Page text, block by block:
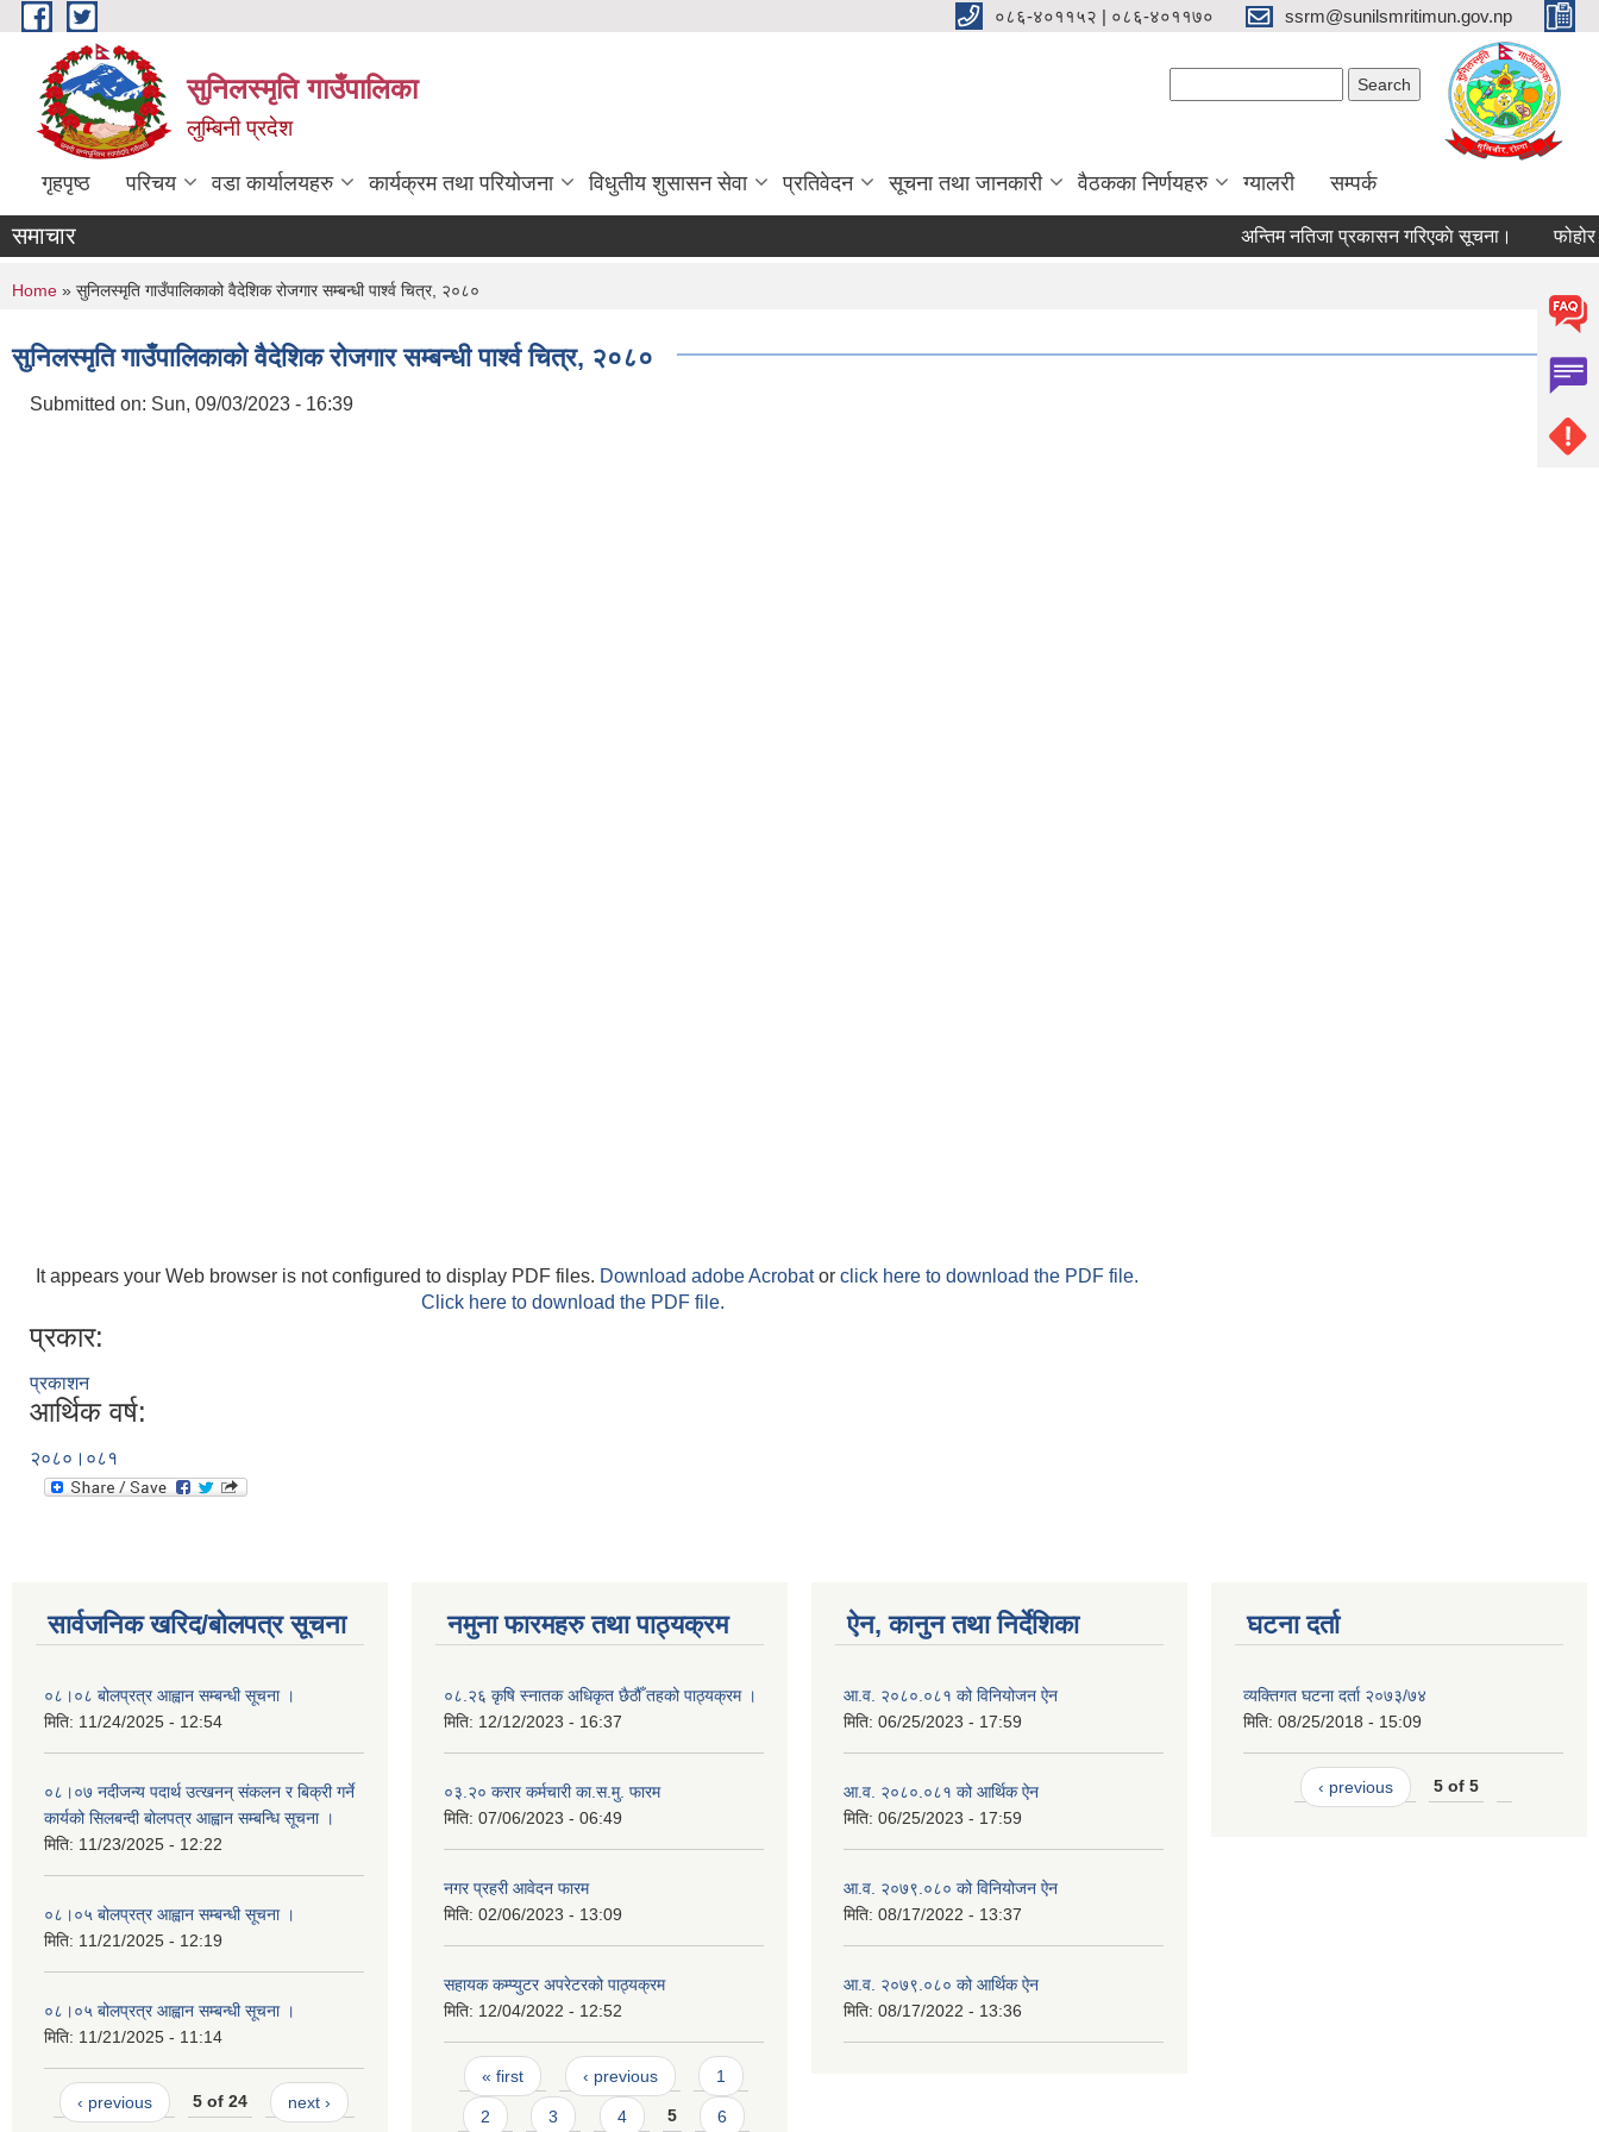
Skip to main content ०८६-४०११५२ | ०८६-४०११७० ssrm@sunilsmritimun.gov.np
सुनिलस्मृति गाउँपालिका
लुम्बिनी प्रदेश
गृहपृष्ठ परिचय वडा कार्यालयहरु कार्यक्रम तथा परियोजना विधुतीय शुसासन सेवा प्रतिवेदन सूचना तथा जानकारी वैठकका निर्णयहरु ग्यालरी सम्पर्क
समाचार अन्तिम नतिजा प्रकासन गरिएकाे सूचना। फोहोर
You are here
Home » सुनिलस्मृति गाउँपालिकाको वैदेशिक रोजगार सम्बन्धी पार्श्व चित्र, २०८०
सुनिलस्मृति गाउँपालिकाको वैदेशिक रोजगार सम्बन्धी पार्श्व चित्र, २०८०
Submitted on: Sun, 09/03/2023 - 16:39
It appears your Web browser is not configured to display PDF files. Download adobe Acrobator click here to download the PDF file.
Click here to download the PDF file.
प्रकार:
प्रकाशन
आर्थिक वर्ष:
२०८०।०८१
सार्वजनिक खरिद/बोलपत्र सूचना
०८।०८ बोलप्रत्र आह्वान सम्बन्धी सूचना ।
मिति: 11/24/2025 - 12:54
०८।०७ नदीजन्य पदार्थ उत्खनन् संकलन र बिक्री गर्ने
कार्यको सिलबन्दी बोलपत्र आह्वान सम्बन्धि सूचना ।
मिति: 11/23/2025 - 12:22
०८।०५ बोलप्रत्र आह्वान सम्बन्धी सूचना ।
मिति: 11/21/2025 - 12:19
०८।०५ बोलप्रत्र आह्वान सम्बन्धी सूचना ।
मिति: 11/21/2025 - 11:14
‹ previous 5 of 24 next ›
नमुना फारमहरु तथा पाठ्यक्रम
०८.२६ कृषि स्‍नातक अधिकृत छैठौँ तहको पाठ्यक्रम ।
मिति: 12/12/2023 - 16:37
०३.२० करार कर्मचारी का.स.मु. फारम
मिति: 07/06/2023 - 06:49
नगर प्रहरी आवेदन फारम
मिति: 02/06/2023 - 13:09
सहायक कम्प्युटर अपरेटरको पाठ्यक्रम
मिति: 12/04/2022 - 12:52
Pages
« first ‹ previous 1
2 3 4 5 6
ऐन, कानुन तथा निर्देशिका
आ.व. २०८०.०८१ को विनियोजन ऐन
मिति: 06/25/2023 - 17:59
आ.व. २०८०.०८१ को आर्थिक ऐन
मिति: 06/25/2023 - 17:59
आ.व. २०७९.०८० को विनियोजन ऐन
मिति: 08/17/2022 - 13:37
आ.व. २०७९.०८० को आर्थिक ऐन
मिति: 08/17/2022 - 13:36
घटना दर्ता
व्यक्तिगत घटना दर्ता २०७३/७४
मिति: 08/25/2018 - 15:09
‹ previous 5 of 5